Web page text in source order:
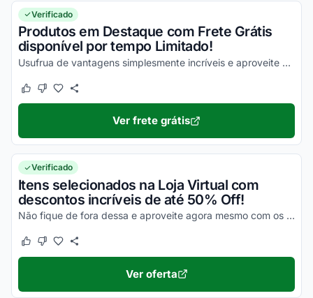
Verificado
Produtos em Destaque com Frete Grátis
disponível por tempo Limitado!
Usufrua de vantagens simplesmente incríveis e aproveite com os melhores descontos!
Este cupom funcionou
Este cupom não funcionou
Ver frete grátis
Verificado
Itens selecionados na Loja Virtual com
descontos incríveis de até 50% Off!
Não fique de fora dessa e aproveite agora mesmo com os melhores benefícios!
Este cupom funcionou
Este cupom não funcionou
Ver oferta